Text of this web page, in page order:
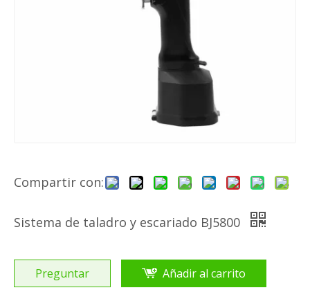
Compartir con:
Sistema de taladro y escariado BJ5800
Preguntar Añadir al carrito